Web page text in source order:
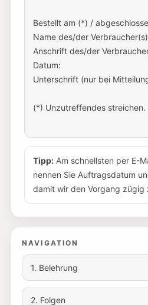
Bestellt am (*) /
Name des/der
Anschrift des/der
Datum:
Unterschrift (nur bei
(*) Unzutreffendes streichen.
Tipp: Am schnellsten per E-
nennen Sie Auftragsdatum
damit wir den Vorgang zügig
NAVIGATION
1. Belehrung
2. Folgen